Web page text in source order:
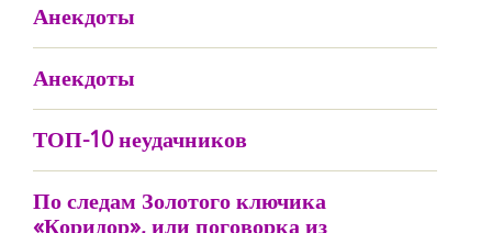
Анекдоты
Анекдоты
ТОП-10 неудачников
По следам Золотого ключика
«Коридор», или поговорка из